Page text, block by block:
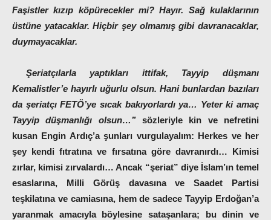
Faşistler kızıp köpürecekler mi? Hayır. Sağ kulaklarının
üstüne yatacaklar. Hiçbir şey olmamış gibi davranacaklar,
duymayacaklar.
Şeriatçılarla yaptıkları ittifak, Tayyip düşmanı
Kemalistler’e hayırlı uğurlu olsun. Hani bunlardan bazıları
da şeriatçı FETÖ’ye sıcak bakıyorlardı ya… Yeter ki amaç
Tayyip düşmanlığı olsun…”
sözleriyle kin ve nefretini
kusan Engin Ardıç’a şunları vurgulayalım: Herkes ve her
şey kendi fıtratına ve fırsatına göre davranırdı… Kimisi
zırlar, kimisi zırvalardı… Ancak “şeriat” diye İslam’ın temel
esaslarına, Milli Görüş davasına ve Saadet Partisi
teşkilatına ve camiasına, hem de sadece Tayyip Erdoğan’a
yaranmak amacıyla böylesine sataşanlara; bu dinin ve